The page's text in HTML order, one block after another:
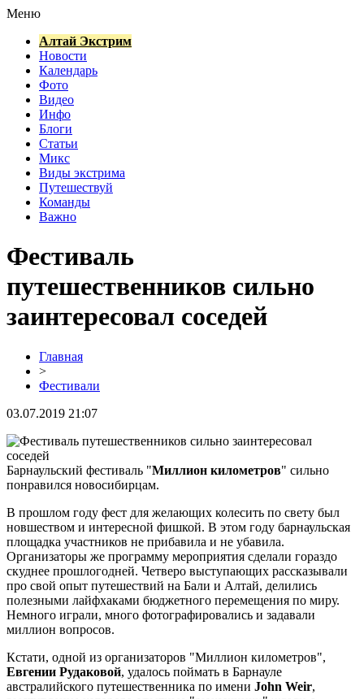
Меню
Алтай Экстрим
Новости
Календарь
Фото
Видео
Инфо
Блоги
Статьи
Микс
Виды экстрима
Путешествуй
Команды
Важно
Фестиваль
путешественников сильно
заинтересовал соседей
Главная
>
Фестивали
03.07.2019 21:07
Барнаульский фестиваль "Миллион километров" сильно
понравился новосибирцам.
В прошлом году фест для желающих колесить по свету был
новшеством и интересной фишкой. В этом году барнаульская
площадка участников не прибавила и не убавила.
Организаторы же программу мероприятия сделали гораздо
скуднее прошлогодней. Четверо выступающих рассказывали
про свой опыт путешествий на Бали и Алтай, делились
полезными лайфхаками бюджетного перемещения по миру.
Немного играли, много фотографировались и задавали
миллион вопросов.
Кстати, одной из организаторов "Миллион километров",
Евгении Рудаковой, удалось поймать в Барнауле
австралийского путешественника по имени John Weir,